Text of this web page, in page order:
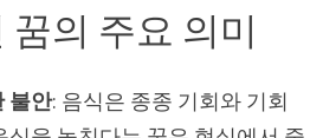
꿈의 주요 의미
불안: 음식은 종종 기회와 기회